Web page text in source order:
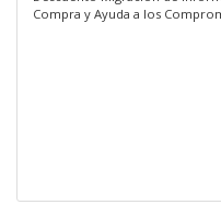
Compra y Ayuda a los